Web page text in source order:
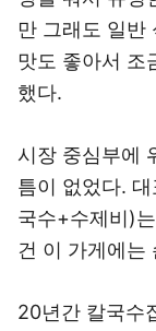
만 그래도 일반
맛도 좋아서 조
했다.
시장 중심부에
틈이 없었다.
국수+수제비)
건 이 가게에는
20년간 칼국수